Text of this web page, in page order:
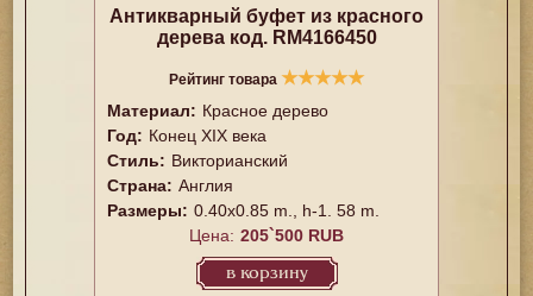
Антикварный буфет из красного
дерева код. RM4166450
Рейтинг товара ★★★★★
Материал: Красное дерево
Год: Конец XIX века
Стиль: Викторианский
Страна: Англия
Размеры: 0.40x0.85 m., h-1. 58 m.
Цена: 205`500 RUB
в корзину